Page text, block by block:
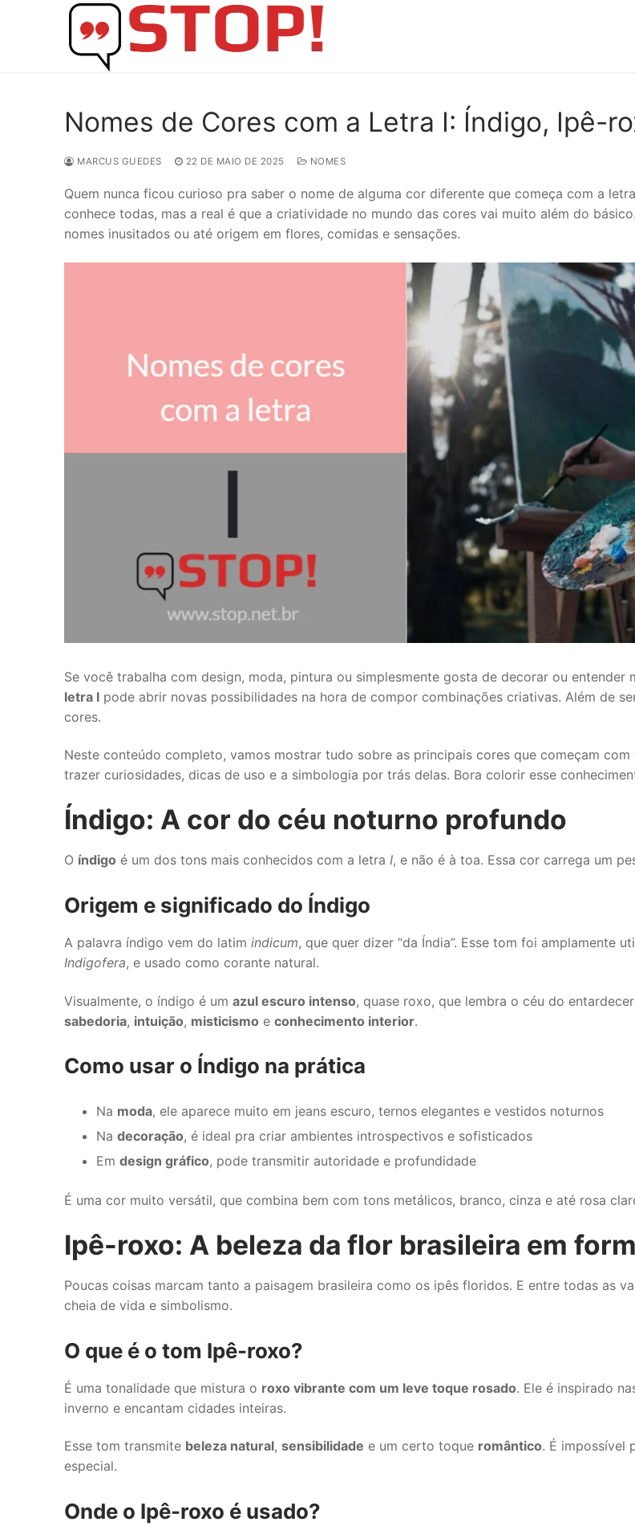
Nomes de Cores com a Letra I: Índigo, Ipê-
MARCUS GUEDES 22 DE MAIO DE 2025 NOMES
Quem nunca ficou curioso pra saber o nome de alguma cor diferente que começa com a letra
conhece todas, mas a real é que a criatividade no mundo das cores vai muito além do
nomes inusitados ou até origem em flores, comidas e sensações.
Se você trabalha com design, moda, pintura ou simplesmente gosta de decorar ou entender
letra I pode abrir novas possibilidades na hora de compor combinações criativas. Além de
cores.
Neste conteúdo completo, vamos mostrar tudo sobre as principais cores que começam com
trazer curiosidades, dicas de uso e a simbologia por trás delas. Bora colorir esse
Índigo: A cor do céu noturno profundo
O índigo é um dos tons mais conhecidos com a letra I, e não é à toa. Essa cor carrega um
Origem e significado do Índigo
A palavra índigo vem do latim indicum, que quer dizer “da Índia”. Esse tom foi amplamente
Indigofera, e usado como corante natural.
Visualmente, o índigo é um azul escuro intenso, quase roxo, que lembra o céu do
sabedoria, intuição, misticismo e conhecimento interior.
Como usar o Índigo na prática
Na moda, ele aparece muito em jeans escuro, ternos elegantes e vestidos noturnos
Na decoração, é ideal pra criar ambientes introspectivos e sofisticados
Em design gráfico, pode transmitir autoridade e profundidade
É uma cor muito versátil, que combina bem com tons metálicos, branco, cinza e até rosa
Ipê-roxo: A beleza da flor brasileira em
Poucas coisas marcam tanto a paisagem brasileira como os ipês floridos. E entre todas as
cheia de vida e simbolismo.
O que é o tom Ipê-roxo?
É uma tonalidade que mistura o roxo vibrante com um leve toque rosado. Ele é inspirado
inverno e encantam cidades inteiras.
Esse tom transmite beleza natural, sensibilidade e um certo toque romântico. É impossível
especial.
Onde o Ipê-roxo é usado?